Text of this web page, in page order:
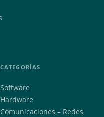
CATEGORÍAS
Software
Hardware
Comunicaciones – Redes